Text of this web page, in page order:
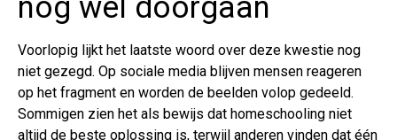
nog wel doorgaan
Voorlopig lijkt het laatste woord over deze kwestie nog
niet gezegd. Op sociale media blijven mensen reageren
op het fragment en worden de beelden volop gedeeld.
Sommigen zien het als bewijs dat homeschooling niet
altijd de beste oplossing is, terwijl anderen vinden dat één